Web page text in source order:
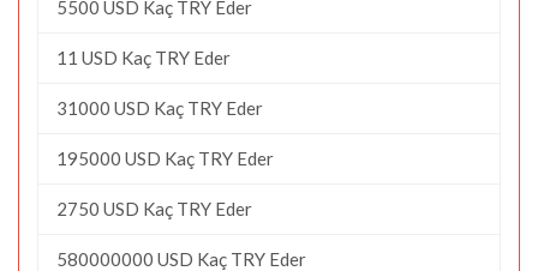
5500 USD Kaç TRY Eder
11 USD Kaç TRY Eder
31000 USD Kaç TRY Eder
195000 USD Kaç TRY Eder
2750 USD Kaç TRY Eder
580000000 USD Kaç TRY Eder